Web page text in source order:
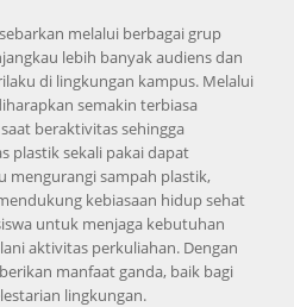
melalui berbagai grup
lebih banyak audiens dan
di lingkungan kampus. Melalui
semakin terbiasa
beraktivitas sehingga
plastik sekali pakai dapat
mengurangi sampah plastik,
kebiasaan hidup sehat
untuk menjaga kebutuhan
aktivitas perkuliahan. Dengan
manfaat ganda, baik bagi
lingkungan.